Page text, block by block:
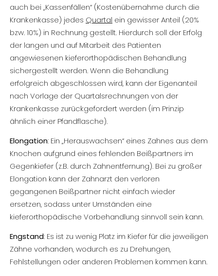
auch bei „Kassenfällen“ (Kostenübernahme durch die
Krankenkasse) jedes Quartal ein gewisser Anteil (20%
bzw. 10%) in Rechnung gestellt. Hierdurch soll der Erfolg
der langen und auf Mitarbeit des Patienten
angewiesenen kieferorthopädischen Behandlung
sichergestellt werden. Wenn die Behandlung
erfolgreich abgeschlossen wird, kann der Eigenanteil
nach Vorlage der Quartalsrechnungen von der
Krankenkasse zurückgefordert werden (im Prinzip
ähnlich einer Pfandflasche).
Elongation: Ein „Herauswachsen“ eines Zahnes aus dem
Knochen aufgrund eines fehlenden Beißpartners im
Gegenkiefer (z.B. durch Zahnentfernung). Bei zu großer
Elongation kann der Zahnarzt den verloren
gegangenen Beißpartner nicht einfach wieder
ersetzen, sodass unter Umständen eine
kieferorthopädische Vorbehandlung sinnvoll sein kann.
Engstand: Es ist zu wenig Platz im Kiefer für die jeweiligen
Zähne vorhanden, wodurch es zu Drehungen,
Fehlstellungen oder anderen Problemen kommen kann.